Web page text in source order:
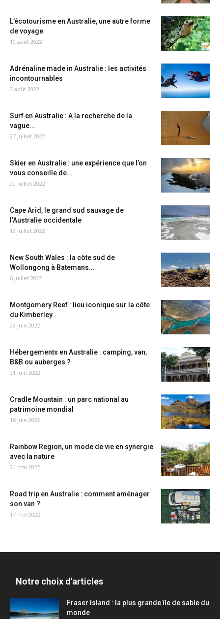
L’écotourisme en Australie, une autre forme
de voyage
10 août 2022
Adrénaline made in Australie : les activités
incontournables
3 août 2022
Surf en Australie : A la recherche de la
vague...
27 juillet 2022
Skier en Australie : une expérience que l’on
vous conseille de...
20 juillet 2022
Cape Arid, le grand sud sauvage de
l’Australie occidentale
13 juillet 2022
New South Wales : la côte sud de
Wollongong à Batemans...
6 juillet 2022
Montgomery Reef : lieu iconique sur la côte
du Kimberley
29 juin 2022
Hébergements en Australie : camping, van,
B&B ou auberges ?
21 juin 2022
Cradle Mountain : un parc national au
patrimoine mondial
16 juin 2022
Rainbow Region, un mode de vie en synergie
avec la nature
24 mai 2022
Road trip en Australie : comment aménager
son van ?
17 mai 2022
Notre choix d'articles
Fraser Island : la plus grande île de sable du
monde